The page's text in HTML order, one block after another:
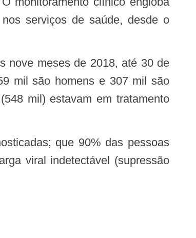
serviços de saúde, desde o
mil são homens e 307 mil são
mil) estavam em tratamento
viral indetectável (supressão